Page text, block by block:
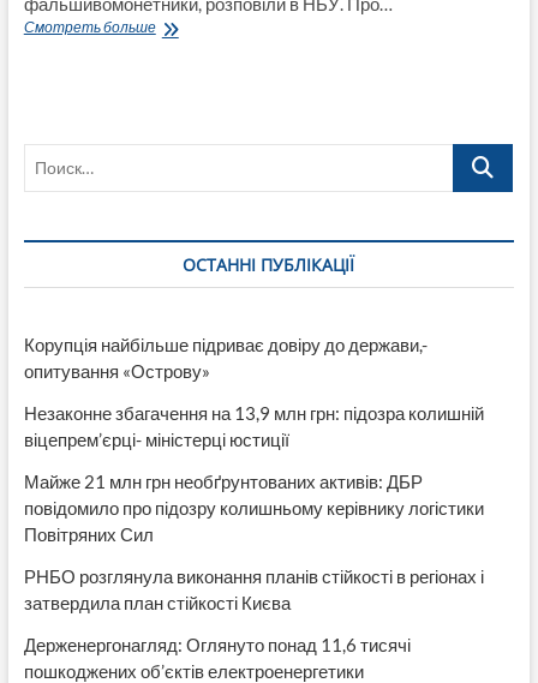
Смотреть большеЯкі
найчастіше:
НБУ
Поиск…
ОСТАННІ ПУБЛІКАЦІЇ
Корупція найбільше підриває довіру до держави,-
опитування «Острову»
Незаконне збагачення на 13,9 млн грн: підозра колишній
віцепрем’єрці- міністерці юстиції
Майже 21 млн грн необґрунтованих активів: ДБР
повідомило про підозру колишньому керівнику логістики
Повітряних Сил
РНБО розглянула виконання планів стійкості в регіонах і
затвердила план стійкості Києва
Держенергонагляд: Оглянуто понад 11,6 тисячі
пошкоджених об’єктів електроенергетики